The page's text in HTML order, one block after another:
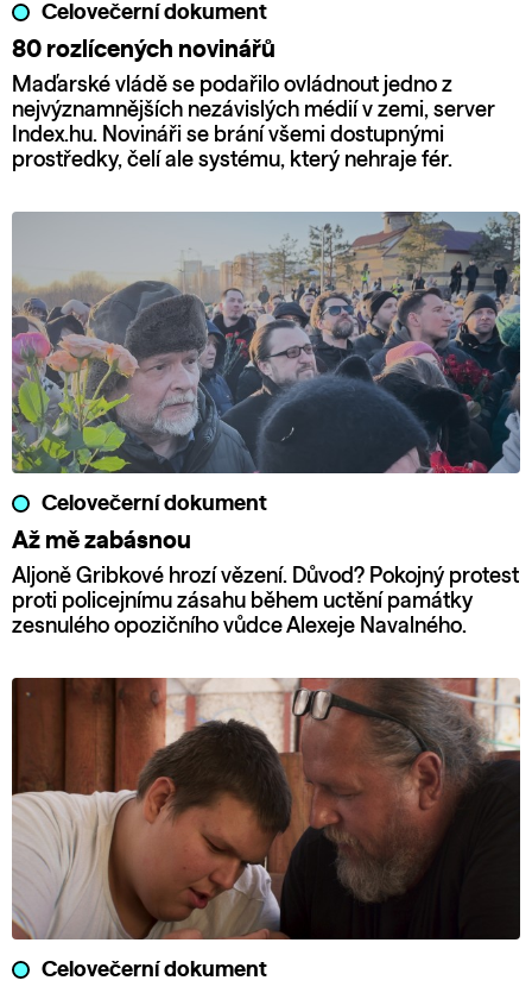
Celovečerní dokument
80 rozlícených novinářů
Maďarské vládě se podařilo ovládnout jedno z
nejvýznamnějších nezávislých médií v zemi, server
Index.hu. Novináři se brání všemi dostupnými
prostředky, čelí ale systému, který nehraje fér.
Celovečerní dokument
Až mě zabásnou
Aljoně Gribkové hrozí vězení. Důvod? Pokojný protest
proti policejnímu zásahu během uctění památky
zesnulého opozičního vůdce Alexeje Navalného.
Celovečerní dokument